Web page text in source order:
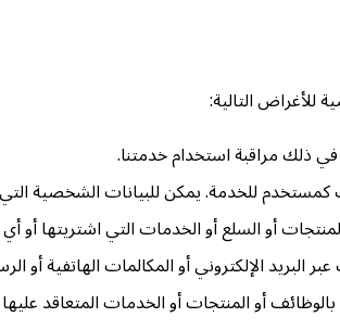
للأغراض التالية:
في ذلك مراقبة استخدام خدمتنا.
كمستخدم للخدمة. يمكن للبيانات
أو السلع أو الخدمات التي اشتريتها أو أي
البريد الإلكتروني أو المكالمات الهاتفية
بالوظائف أو المنتجات أو الخدمات المتعاقد